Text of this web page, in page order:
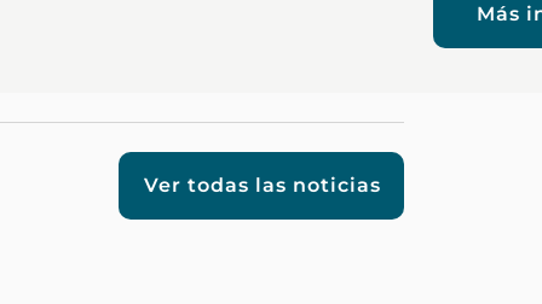
Más
Ver todas las noticias